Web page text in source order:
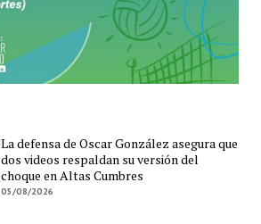
La defensa de Oscar González asegura que
dos videos respaldan su versión del
choque en Altas Cumbres
05/08/2026